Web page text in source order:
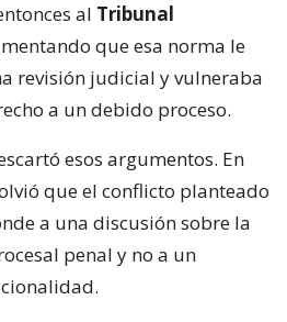
al Tribunal
que esa norma le
revisión judicial y vulneraba
a un debido proceso.
esos argumentos. En
que el conflicto planteado
a una discusión sobre la
penal y no a un